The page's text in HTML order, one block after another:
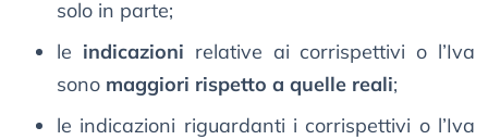
solo in parte;
le indicazioni relative ai corrispettivi o l’Iva
sono maggiori rispetto a quelle reali;
le indicazioni riguardanti i corrispettivi o l’Iva